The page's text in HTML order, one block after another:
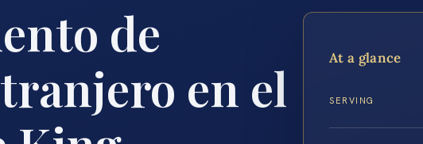
de
en el
At a glance
SERVING